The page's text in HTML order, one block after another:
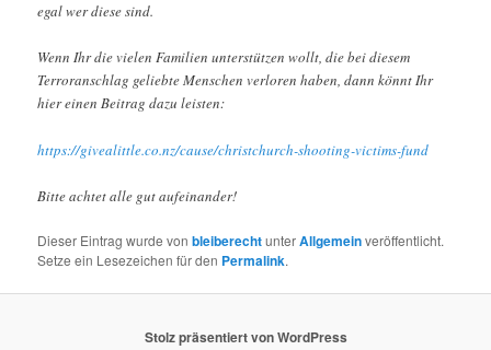
egal wer diese sind.
Wenn Ihr die vielen Familien unterstützen wollt, die bei diesem
Terroranschlag geliebte Menschen verloren haben, dann könnt Ihr
hier einen Beitrag dazu leisten:
https://givealittle.co.nz/cause/christchurch-shooting-victims-fund
Bitte achtet alle gut aufeinander!
Dieser Eintrag wurde vonbleiberechtunterAllgemeinveröffentlicht.
Setze ein Lesezeichen für den Permalink.
Stolz präsentiert von WordPress